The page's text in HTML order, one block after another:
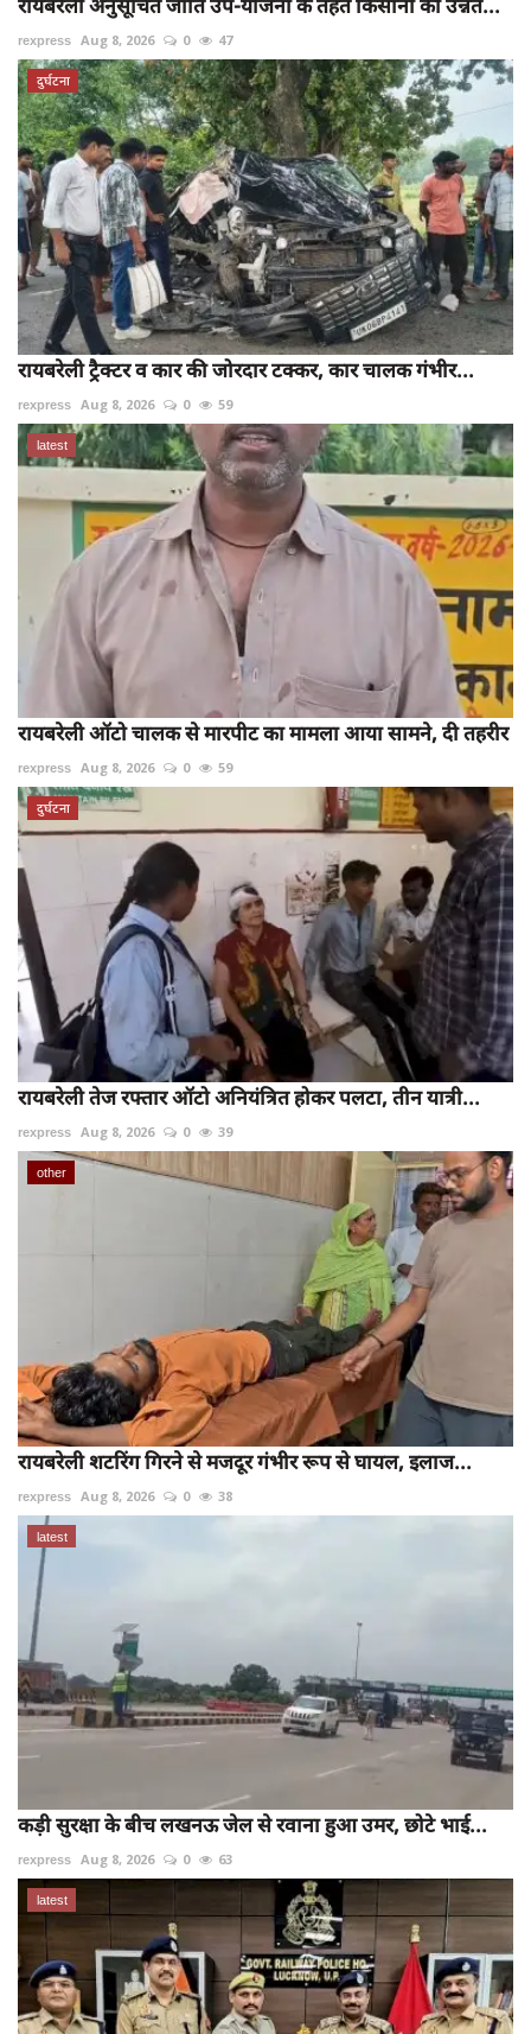
रायबरेली अनुसूचित जाति उप-योजना के तहत किसानों को उन्नत...
rexpress Aug 8, 2026 0 47
दुर्घटना
रायबरेली ट्रैक्टर व कार की जोरदार टक्कर, कार चालक गंभीर...
rexpress Aug 8, 2026 0 59
latest
रायबरेली ऑटो चालक से मारपीट का मामला आया सामने, दी तहरीर
rexpress Aug 8, 2026 0 59
दुर्घटना
रायबरेली तेज रफ्तार ऑटो अनियंत्रित होकर पलटा, तीन यात्री...
rexpress Aug 8, 2026 0 39
other
रायबरेली शटरिंग गिरने से मजदूर गंभीर रूप से घायल, इलाज...
rexpress Aug 8, 2026 0 38
latest
कड़ी सुरक्षा के बीच लखनऊ जेल से रवाना हुआ उमर, छोटे भाई...
rexpress Aug 8, 2026 0 63
latest